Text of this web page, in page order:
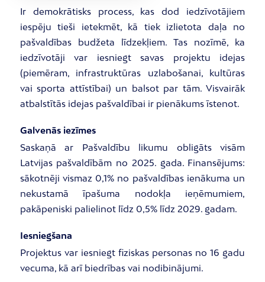
Ir demokrātisks process, kas dod iedzīvotājiem
iespēju tieši ietekmēt, kā tiek izlietota daļa no
pašvaldības budžeta līdzekļiem. Tas nozīmē, ka
iedzīvotāji var iesniegt savas projektu idejas
(piemēram, infrastruktūras uzlabošanai, kultūras
vai sporta attīstībai) un balsot par tām. Visvairāk
atbalstītās idejas pašvaldībai ir pienākums īstenot.
Galvenās iezīmes
Saskaņā ar Pašvaldību likumu obligāts visām
Latvijas pašvaldībām no 2025. gada. Finansējums:
sākotnēji vismaz 0,1% no pašvaldības ienākuma un
nekustamā īpašuma nodokļa ieņēmumiem,
pakāpeniski palielinot līdz 0,5% līdz 2029. gadam.
Iesniegšana
Projektus var iesniegt fiziskas personas no 16 gadu
vecuma, kā arī biedrības vai nodibinājumi.